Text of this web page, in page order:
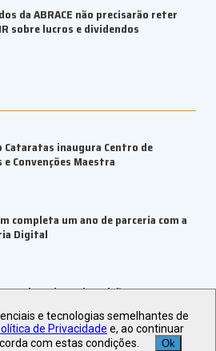
da ABRACE não precisarão reter
sobre lucros e dividendos
Cataratas inaugura Centro de
Convenções Maestra
completa um ano de parceria com a
Digital
e Ambev abrem inscrições para o
e tecnologias semelhantes de
de Privacidade e, ao continuar
com estas condições.
Ok